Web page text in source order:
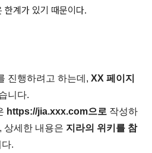
한계가 있기 때문이다.
진행하려고 하는데, XX 페이지
니다.
https://jia.xxx.com으로 작성하
상세한 내용은 지라의 위키를 참
.